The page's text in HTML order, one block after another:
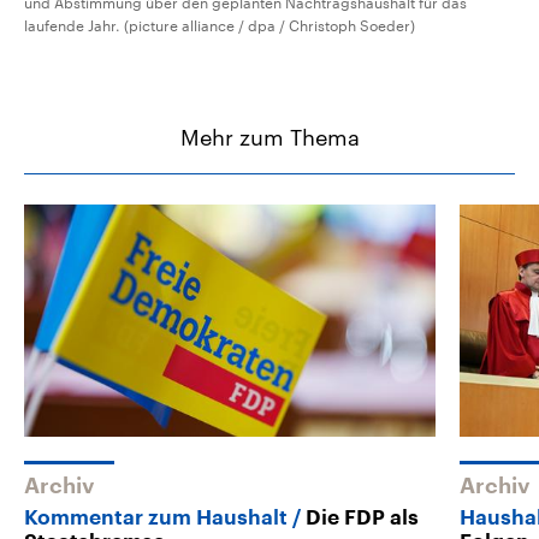
laufende Jahr. (picture alliance / dpa / Christoph Soeder)
Mehr zum Thema
Archiv
Kommentar zum Haushalt
Die FDP als
Archiv